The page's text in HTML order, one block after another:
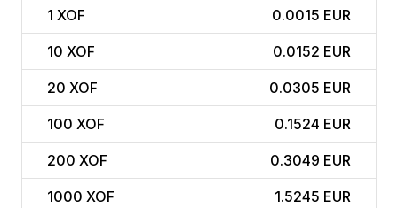
1 XOF 0.0015 EUR
10 XOF 0.0152 EUR
20 XOF 0.0305 EUR
100 XOF 0.1524 EUR
200 XOF 0.3049 EUR
1000 XOF 1.5245 EUR